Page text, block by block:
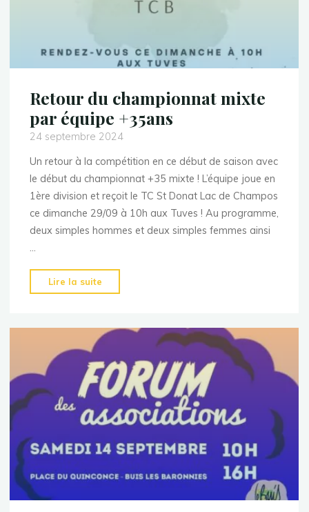
Retour du championnat mixte
par équipe +35ans
24 septembre 2024
Un retour à la compétition en ce début de saison avec
le début du championnat +35 mixte ! L’équipe joue en
1ère division et reçoit le TC St Donat Lac de Champos
ce dimanche 29/09 à 10h aux Tuves ! Au programme,
deux simples hommes et deux simples femmes ainsi
Lire la suite
du
mixte
équipe
+35ans"